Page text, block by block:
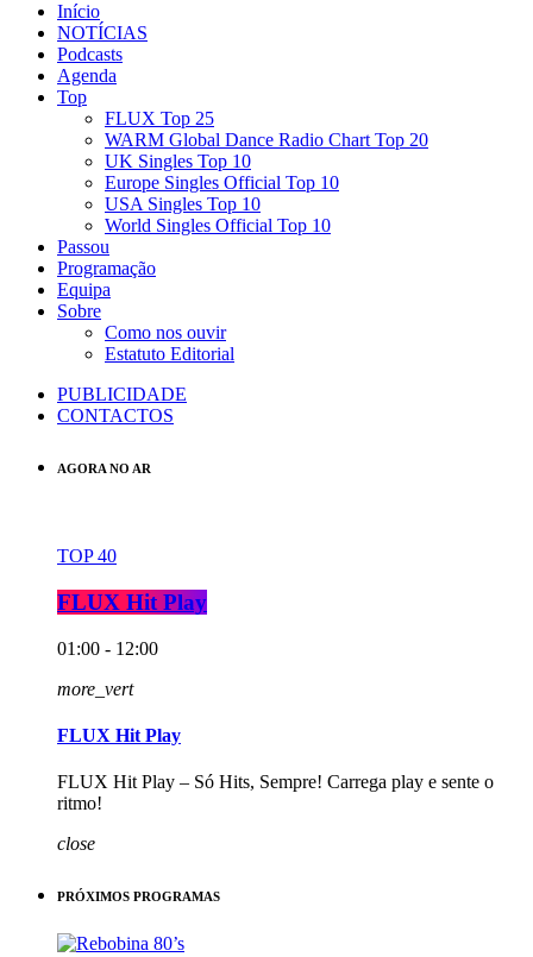
Início
NOTÍCIAS
Podcasts
Agenda
Top
FLUX Top 25
WARM Global Dance Radio Chart Top 20
UK Singles Top 10
Europe Singles Official Top 10
USA Singles Top 10
World Singles Official Top 10
Passou
Programação
Equipa
Sobre
Como nos ouvir
Estatuto Editorial
PUBLICIDADE
CONTACTOS
AGORA NO AR
TOP 40
FLUX Hit Play
01:00 - 12:00
more_vert
FLUX Hit Play
FLUX Hit Play – Só Hits, Sempre! Carrega play e sente o
ritmo!
close
PRÓXIMOS PROGRAMAS